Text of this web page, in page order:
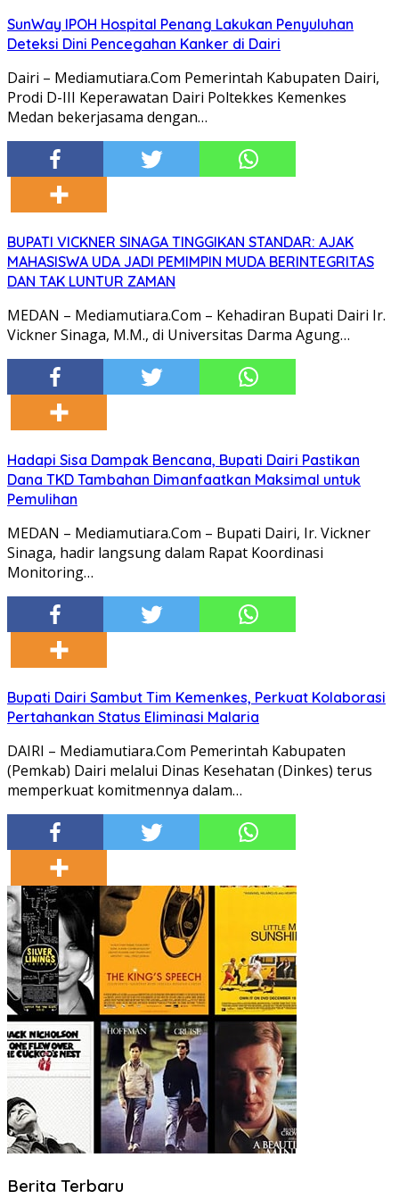
SunWay IPOH Hospital Penang Lakukan Penyuluhan
Deteksi Dini Pencegahan Kanker di Dairi
Dairi – Mediamutiara.Com Pemerintah Kabupaten Dairi,
Prodi D-III Keperawatan Dairi Poltekkes Kemenkes
Medan bekerjasama dengan…
BUPATI VICKNER SINAGA TINGGIKAN STANDAR: AJAK
MAHASISWA UDA JADI PEMIMPIN MUDA BERINTEGRITAS
DAN TAK LUNTUR ZAMAN
MEDAN – Mediamutiara.Com – Kehadiran Bupati Dairi Ir.
Vickner Sinaga, M.M., di Universitas Darma Agung…
Hadapi Sisa Dampak Bencana, Bupati Dairi Pastikan
Dana TKD Tambahan Dimanfaatkan Maksimal untuk
Pemulihan
MEDAN – Mediamutiara.Com – Bupati Dairi, Ir. Vickner
Sinaga, hadir langsung dalam Rapat Koordinasi
Monitoring…
Bupati Dairi Sambut Tim Kemenkes, Perkuat Kolaborasi
Pertahankan Status Eliminasi Malaria
DAIRI – Mediamutiara.Com Pemerintah Kabupaten
(Pemkab) Dairi melalui Dinas Kesehatan (Dinkes) terus
memperkuat komitmennya dalam…
Berita Terbaru